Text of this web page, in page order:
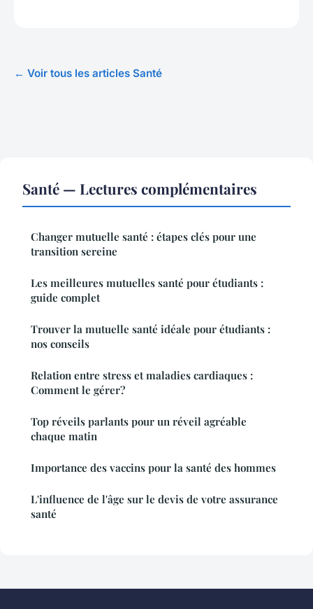
← Voir tous les articles Santé
Santé — Lectures complémentaires
Changer mutuelle santé : étapes clés pour une
transition sereine
Les meilleures mutuelles santé pour étudiants :
guide complet
Trouver la mutuelle santé idéale pour étudiants :
nos conseils
Relation entre stress et maladies cardiaques :
Comment le gérer?
Top réveils parlants pour un réveil agréable
chaque matin
Importance des vaccins pour la santé des hommes
L'influence de l'âge sur le devis de votre assurance
santé